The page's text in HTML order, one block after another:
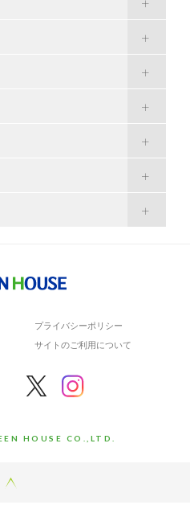
プライバシーポリシー
サイトのご利用について
HOUSE CO.,LTD.